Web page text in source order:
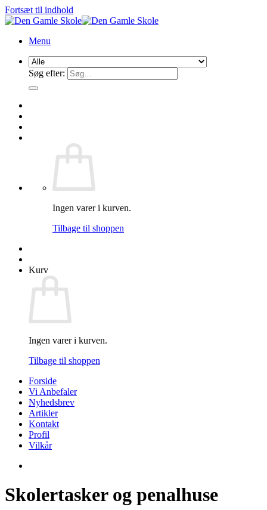
Fortsæt til indhold
Menu
Søg efter:
Ingen varer i kurven.
Tilbage til shoppen
Kurv
Ingen varer i kurven.
Tilbage til shoppen
Forside
Vi Anbefaler
Nyhedsbrev
Artikler
Kontakt
Profil
Vilkår
Skolertasker og penalhuse